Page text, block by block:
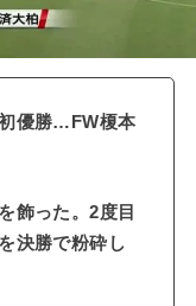
初優勝…FW榎本
飾った。2度目
決勝で粉砕し